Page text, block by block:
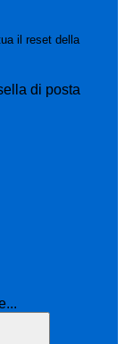
il reset della
di posta